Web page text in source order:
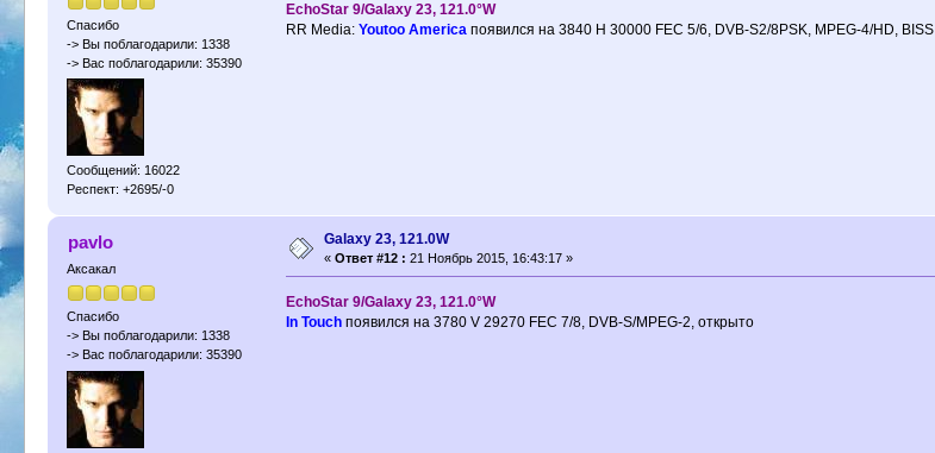
Спасибо
-> Вы поблагодарили: 1338
-> Вас поблагодарили: 35390
Сообщений: 16022
Респект: +2695/-0
EchoStar 9/Galaxy 23, 121.0°W
RR Media: Youtoo Americaпоявился на 3840 H 30000 FEC 5/6, DVB-S2/8PSK, MPEG-4/HD, BISS
pavlo
Аксакал
Спасибо
-> Вы поблагодарили: 1338
-> Вас поблагодарили: 35390
Galaxy 23, 121.0W
«Ответ #12 : 21 Ноябрь 2015, 16:43:17 »
EchoStar 9/Galaxy 23, 121.0°W
In Touchпоявился на 3780 V 29270 FEC 7/8, DVB-S/MPEG-2, открыто